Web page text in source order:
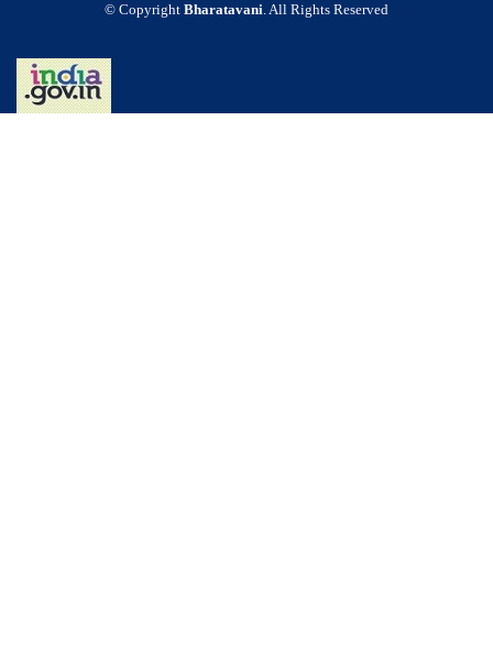
© Copyright Bharatavani. All Rights Reserved